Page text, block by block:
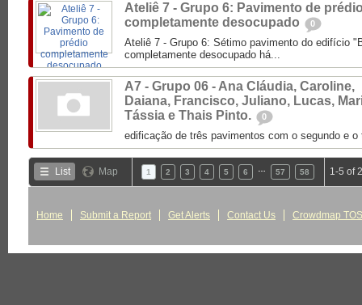
Ateliê 7 - Grupo 6: Pavimento de
completamente desocupado
0
Ateliê 7 - Grupo 6: Sétimo pavimento do edifício
completamente desocupado há...
A7 - Grupo 06 - Ana Cláudia, Caroline,
Daiana, Francisco, Juliano, Lucas,
Tássia e Thais Pinto.
0
edificação de três pavimentos com o segundo e o
List Map 1 2 3 4 5 6 57 58 1-5 of
Home Submit a Report Get Alerts Contact Us Crowdmap TOS